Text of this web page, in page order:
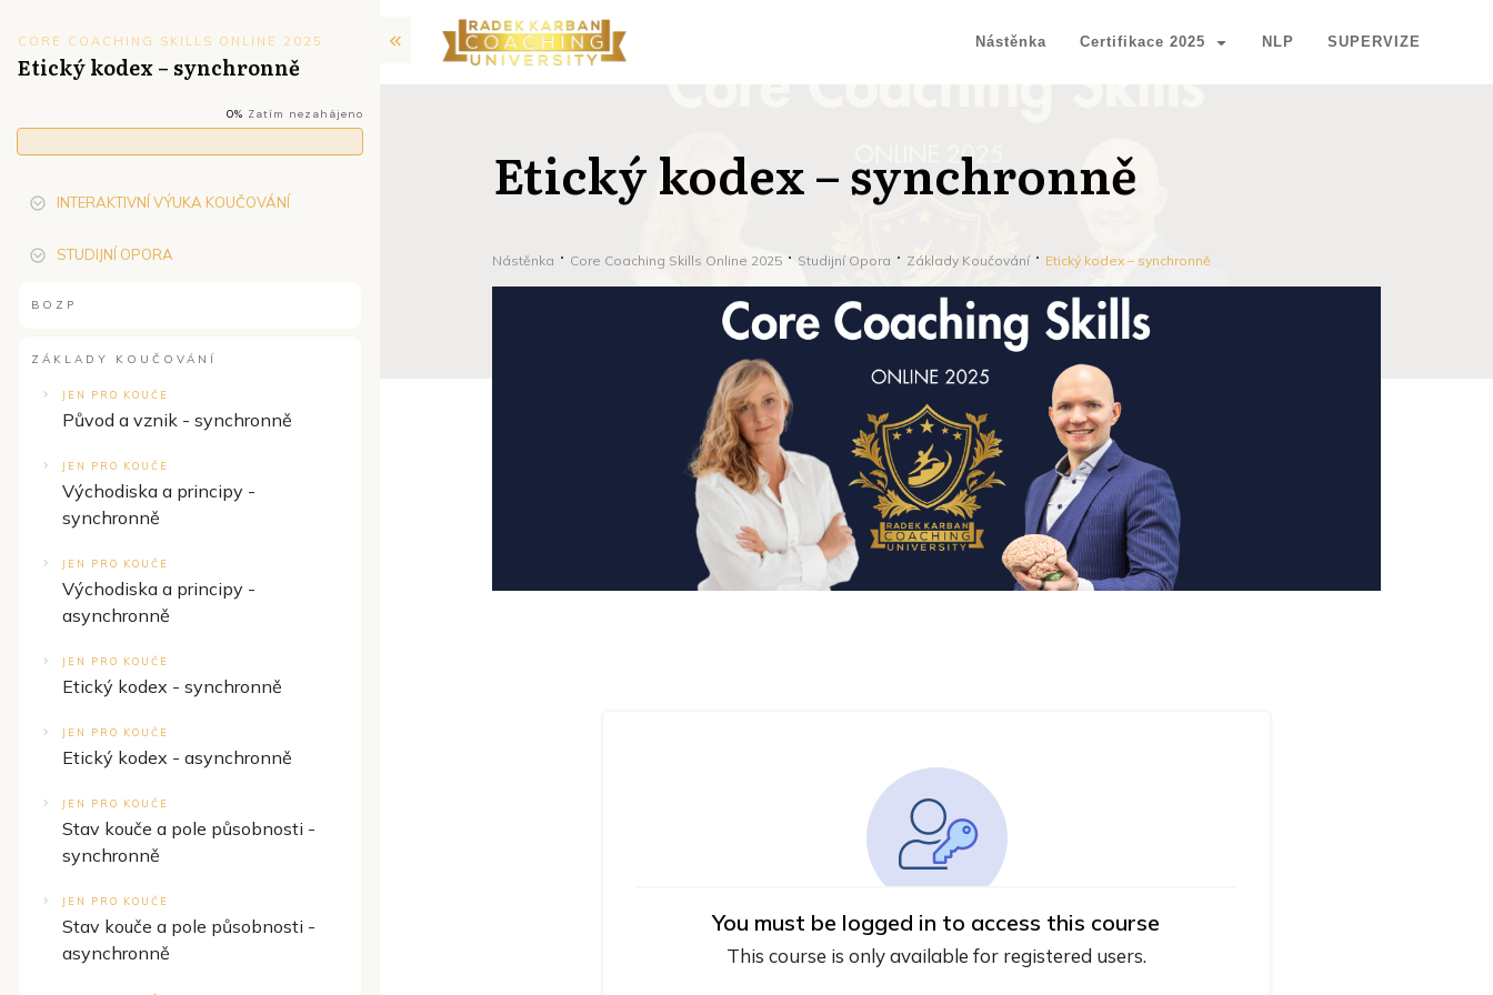
Nástěnka Certifikace 2025 NLP SUPERVIZE
Etický kodex – synchronně
Nástěnka Core Coaching Skills Online 2025 Studijní Opora Základy Koučování Etický kodex – synchronně
You must be logged in to access this course
This course is only available for registered users.
CORE COACHING SKILLS ONLINE 2025
Etický kodex – synchronně
0% Zatím nezahájeno
INTERAKTIVNÍ VÝUKA KOUČOVÁNÍ
STUDIJNÍ OPORA
BOZP
ZÁKLADY KOUČOVÁNÍ
JEN PRO KOUČE
Původ a vznik - synchronně
JEN PRO KOUČE
Východiska a principy -
synchronně
JEN PRO KOUČE
Východiska a principy -
asynchronně
JEN PRO KOUČE
Etický kodex - synchronně
JEN PRO KOUČE
Etický kodex - asynchronně
JEN PRO KOUČE
Stav kouče a pole působnosti -
synchronně
JEN PRO KOUČE
Stav kouče a pole působnosti -
asynchronně